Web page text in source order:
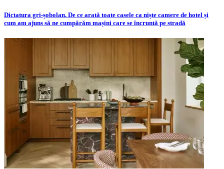
Dictatura gri-șobolan. De ce arată toate casele ca niște camere de hotel și
cum am ajuns să ne cumpărăm mașini care se încruntă pe stradă